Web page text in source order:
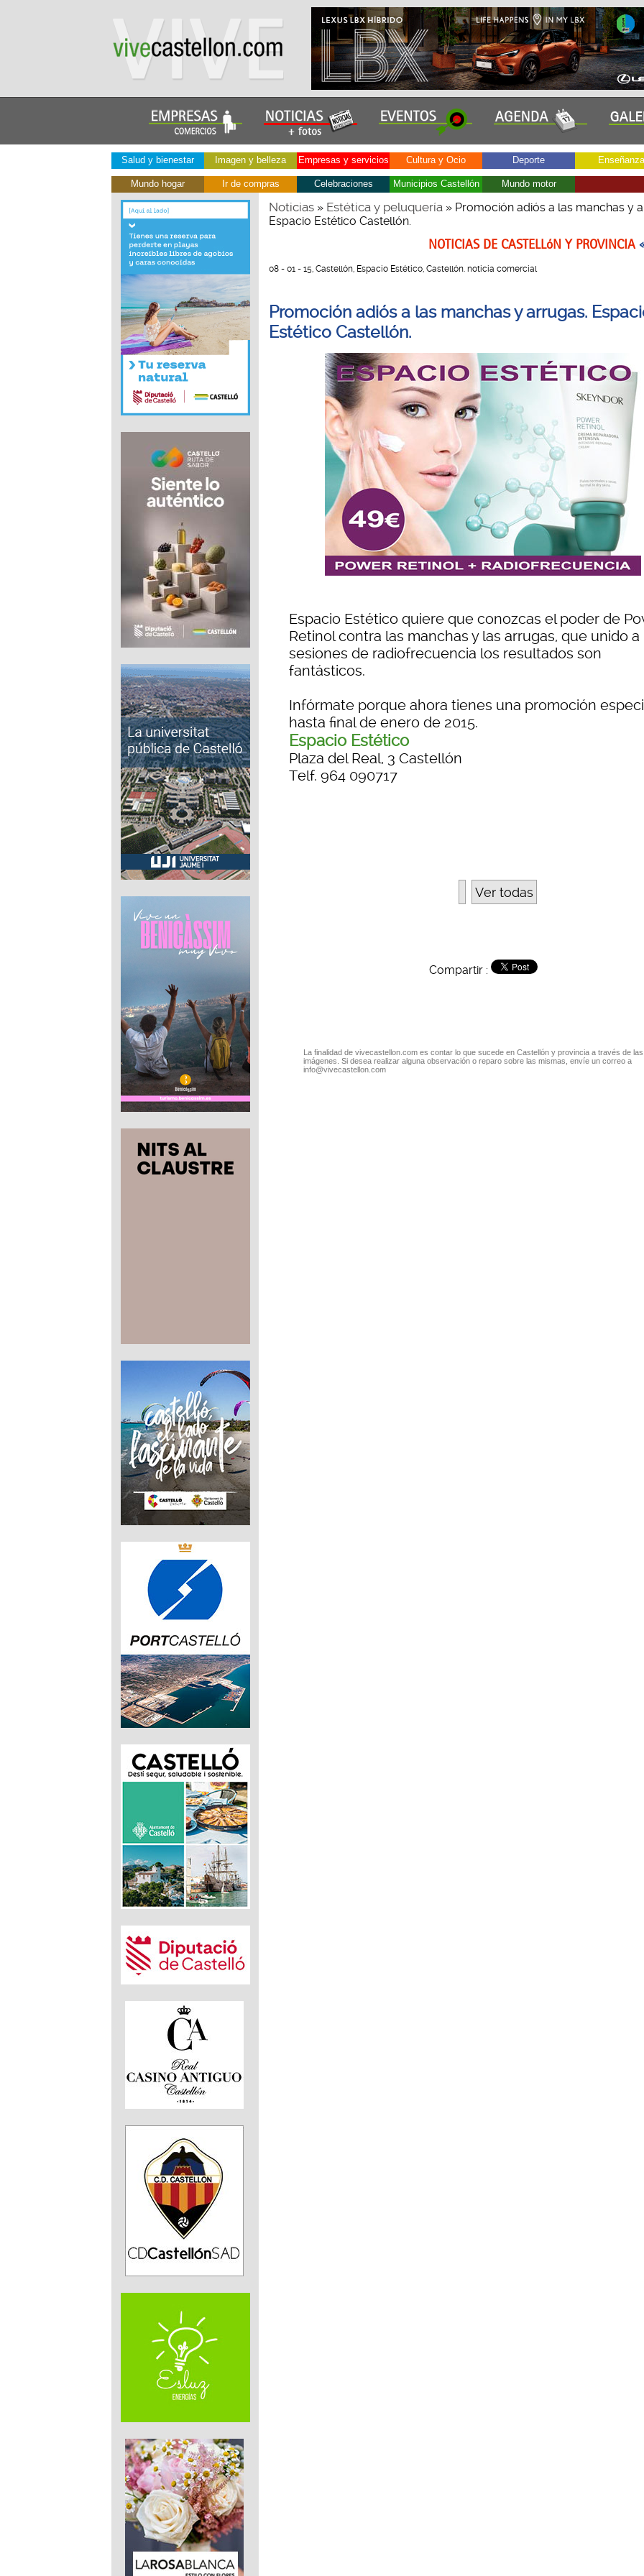
Salud y bienestar Imagen y belleza Empresas y servicios Cultura y Ocio Deporte Enseñanza
Mundo hogar Ir de compras Celebraciones Municipios Castellón Mundo motor
Noticias» Estética y peluquería» Promoción adiós a las manchas y
Espacio Estético Castellón.
NOTICIAS DE CASTELLóN Y PROVINCIA
08 - 01 - 15, Castellón, Espacio Estético, Castellón. noticia comercial
Promoción adiós a las manchas y arrugas.
Estético Castellón.
Espacio Estético quiere que conozcas el poder de
Retinol contra las manchas y las arrugas, que unido a
sesiones de radiofrecuencia los resultados son
fantásticos.
Infórmate porque ahora tienes una promoción
hasta final de enero de 2015.
Espacio Estético
Plaza del Real, 3 Castellón
Telf. 964 090717
Ver todas
Compartir :
La finalidad de vivecastellon.com es contar lo que sucede en Castellón y provincia a través de las
imágenes. Si desea realizar alguna observación o reparo sobre las mismas, envíe un correo a
info@vivecastellon.com